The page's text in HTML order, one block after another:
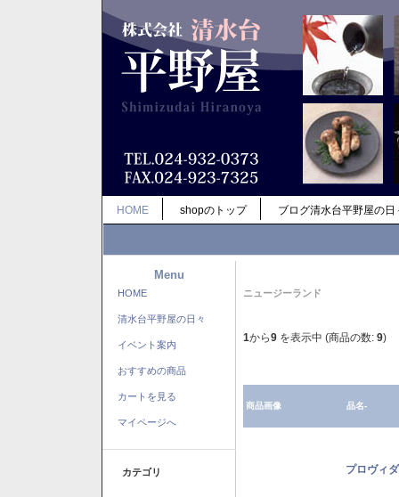
HOME shopのトップ ブログ清水台平野屋の日
Menu
HOME
清水台平野屋の日々
イベント案内
おすすめの商品
カートを見る
マイページへ
カテゴリ
ニュージーランド
1から9 を表示中 (商品の数: 9)
商品画像 品名-
プロヴィ